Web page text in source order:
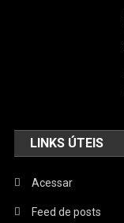
LINKS ÚTEIS
Acessar
Feed de posts